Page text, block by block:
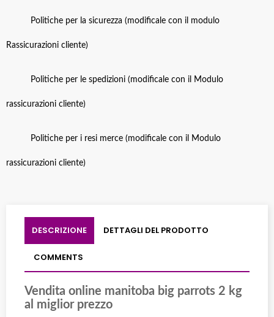
Politiche per la sicurezza (modificale con il modulo
Rassicurazioni cliente)
Politiche per le spedizioni (modificale con il Modulo
rassicurazioni cliente)
Politiche per i resi merce (modificale con il Modulo
rassicurazioni cliente)
DESCRIZIONE DETTAGLI DEL PRODOTTO
COMMENTS
Vendita online manitoba big parrots 2 kg
al miglior prezzo